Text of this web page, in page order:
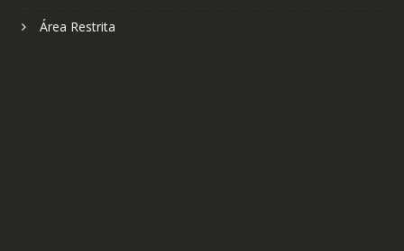
Área Restrita